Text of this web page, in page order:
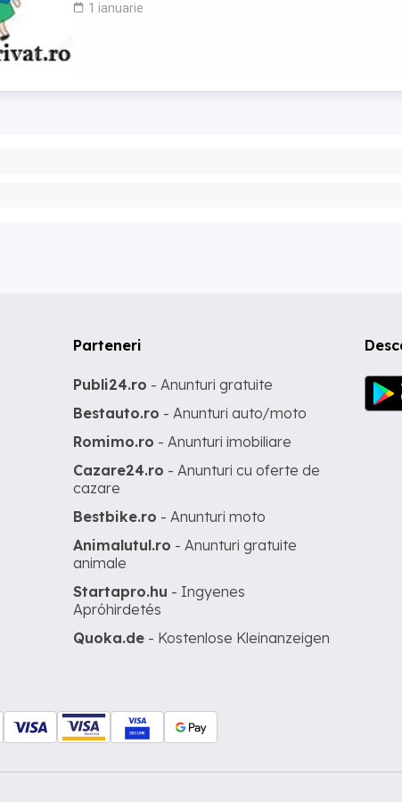
1 ianuarie
Parteneri
Publi24.ro - Anunturi gratuite
Bestauto.ro - Anunturi auto/moto
Romimo.ro - Anunturi imobiliare
Cazare24.ro - Anunturi cu oferte de
cazare
Bestbike.ro - Anunturi moto
Animalutul.ro - Anunturi gratuite
animale
Startapro.hu - Ingyenes
Apróhirdetés
Quoka.de - Kostenlose Kleinanzeigen